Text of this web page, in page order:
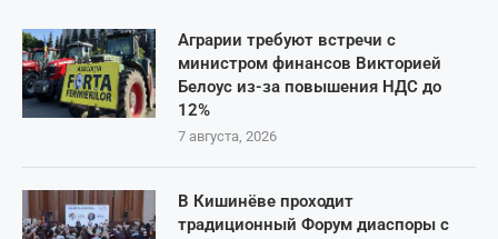
Аграрии требуют встречи с
министром финансов Викторией
Белоус из-за повышения НДС до
12%
7 августа, 2026
В Кишинёве проходит
традиционный Форум диаспоры с